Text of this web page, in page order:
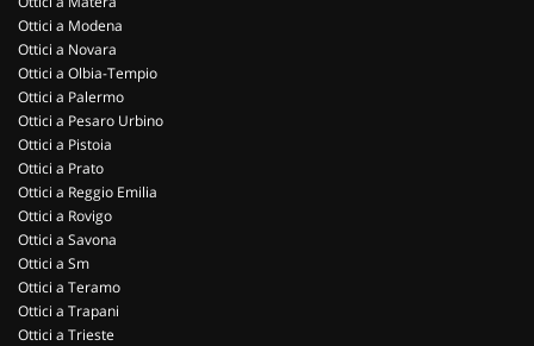
Ottici a Modena
Ottici a Novara
Ottici a Olbia-Tempio
Ottici a Palermo
Ottici a Pesaro Urbino
Ottici a Pistoia
Ottici a Prato
Ottici a Reggio Emilia
Ottici a Rovigo
Ottici a Savona
Ottici a Sm
Ottici a Teramo
Ottici a Trapani
Ottici a Trieste